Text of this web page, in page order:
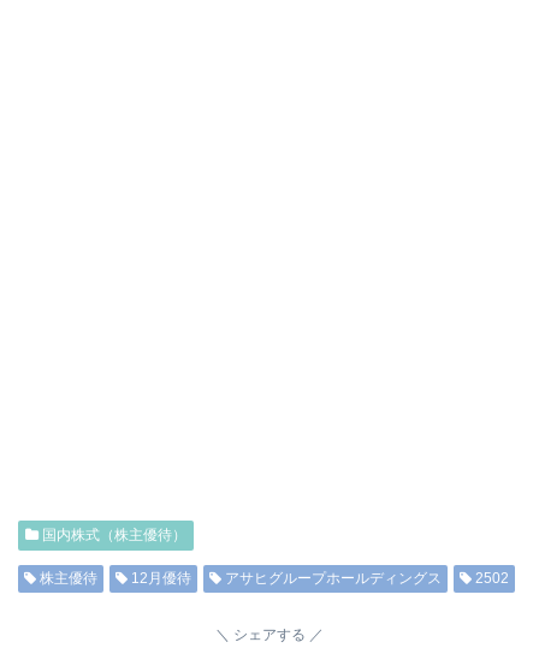
国内株式（株主優待）
株主優待 12月優待 アサヒグループホールディングス 2502
シェアする